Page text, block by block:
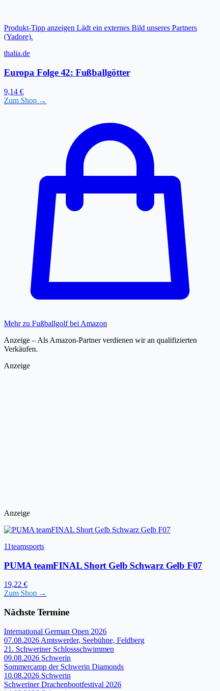
Produkt-Tipp anzeigen Lädt ein externes Bild unseres Partners
(Yadore).
thalia.de
Europa Folge 42: Fußballgötter
9,14 €
Zum Shop →
Mehr zu Fußballgolf bei Amazon
Anzeige – Als Amazon-Partner verdienen wir an qualifizierten
Verkäufen.
Anzeige
Anzeige
11teamsports
PUMA teamFINAL Short Gelb Schwarz Gelb F07
19,22 €
Zum Shop →
Nächste Termine
International German Open 2026
07.08.2026 Amtswerder, Seebühne, Feldberg
21. Schweriner Schlossschwimmen
09.08.2026 Schwerin
Sommercamp der Schwerin Diamonds
10.08.2026 Schwerin
Schweriner Drachenbootfestival 2026